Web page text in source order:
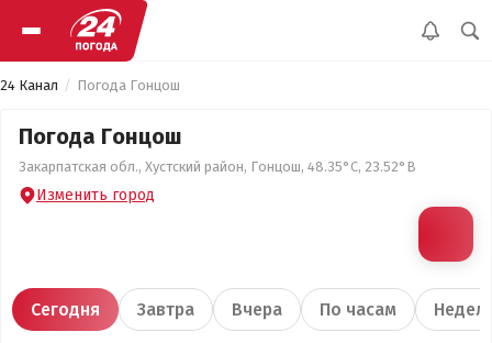
24 Канал Погода Гонцош
Погода Гонцош
Закарпатская обл., Хустский район, Гонцош, 48.35°С, 23.52°В
Изменить город
Сегодня Завтра Вчера По часам